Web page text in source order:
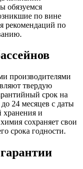
обязуемся
по вине
рекомендаций по
производителями
твердую
срок на
24 месяцев с даты
хранения и
сохраняет свои
срока годности.